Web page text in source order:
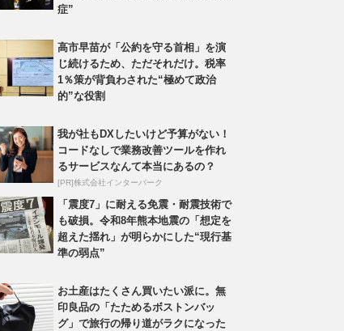
症”
高市早苗が「公約を守る首相」を演
じ続けるため、ただそれだけ。税率
1％策が背負わされた“極めて政治
的”な役割
我が社もDXしたいけど予算がない！
コードなしで業務改善ツールを作れ
るサービスなんて本当にあるの？
[PR]株式会社インターパーク
「震度7」に耐える免震・耐震技術で
も破損。令和8年熊本地震の「想定を
超えた揺れ」が明らかにした“現行基
準の弱点”
お土産はたくさん買いたい派に。無
印良品の「たためるボストンバッ
グ」で旅行の帰り道がラクになった